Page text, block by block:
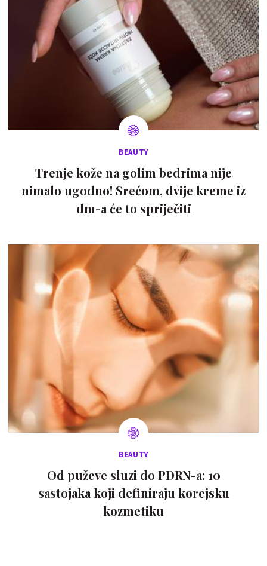
BEAUTY
Trenje kože na golim bedrima nije
nimalo ugodno! Srećom, dvije kreme iz
dm-a će to spriječiti
BEAUTY
Od puževe sluzi do PDRN-a: 10
sastojaka koji definiraju korejsku
kozmetiku